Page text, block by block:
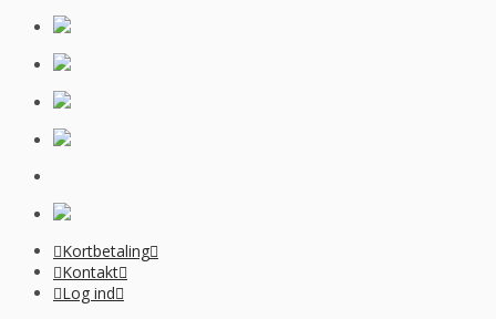
Kortbetaling
Kontakt
Log ind